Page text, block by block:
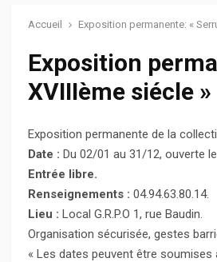
Accueil Exposition permanente: «
Exposition
XVIIIème siécle »
Exposition permanente de la
Date : Du 02/01 au 31/12, ouverte
Entrée libre.
Renseignements : 04.94.63.80.14.
Lieu : Local G.R.P.O 1, rue Baudin.
Organisation sécurisée, gestes
« Les dates peuvent être